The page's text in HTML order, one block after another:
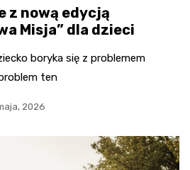
z nową edycją
Misja” dla dzieci
boryka się z problemem
ten
2026